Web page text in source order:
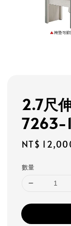
2.7尺
7263-
Regular
NT$
數量